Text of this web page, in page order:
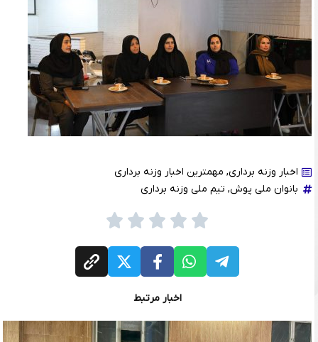
اخبار وزنه برداری, مهمترین اخبار وزنه برداری
بانوان ملی پوش, تیم ملی وزنه برداری
اخبار مرتبط